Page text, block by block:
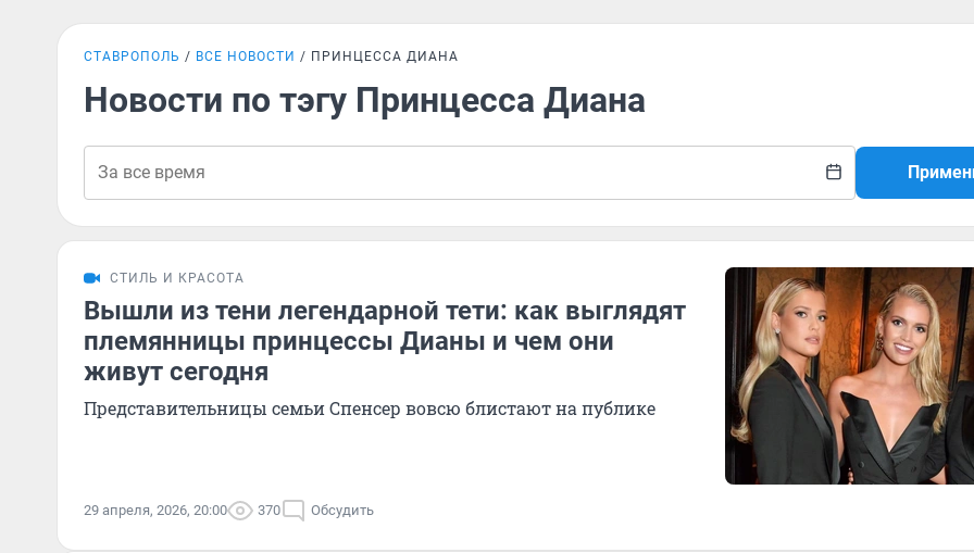
СТАВРОПОЛЬ ВСЕ НОВОСТИ ПРИНЦЕССА ДИАНА
Новости по тэгу Принцесса Диана
СТИЛЬ И КРАСОТА
Вышли из тени легендарной тети: как выглядят
племянницы принцессы Дианы и чем они
живут сегодня
Представительницы семьи Спенсер вовсю блистают на публике
29 апреля, 2026, 20:00 370 Обсудить